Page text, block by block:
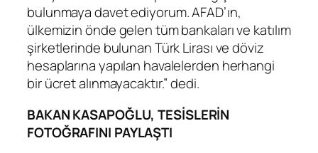
bulunmaya davet ediyorum. AFAD’ın,
ülkemizin önde gelen tüm bankaları ve katılım
şirketlerinde bulunan Türk Lirası ve döviz
hesaplarına yapılan havalelerden herhangi
bir ücret alınmayacaktır.” dedi.
BAKAN KASAPOĞLU, TESİSLERİN
FOTOĞRAFINI PAYLAŞTI